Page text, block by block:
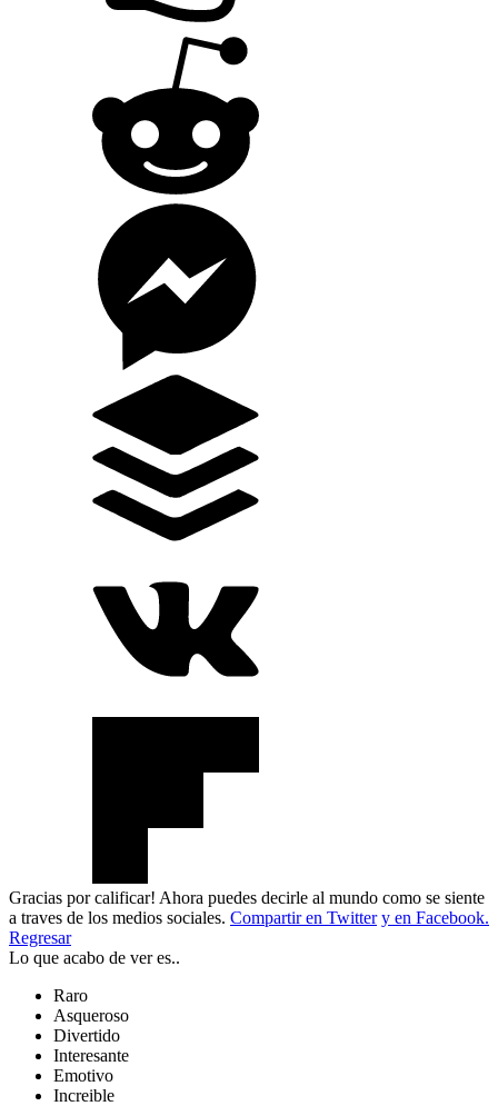
Gracias por calificar! Ahora puedes decirle al mundo como se siente
a traves de los medios sociales. Compartir en Twitter y en Facebook.
Regresar
Lo que acabo de ver es..
Raro
Asqueroso
Divertido
Interesante
Emotivo
Increible